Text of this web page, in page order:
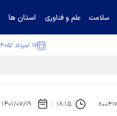
سلامت علم و فناوری استان ها
۱۷ /مرداد /۱۴۰۵
۱۸:۱۵ ۱۴۰۱/۰۷/۱۹